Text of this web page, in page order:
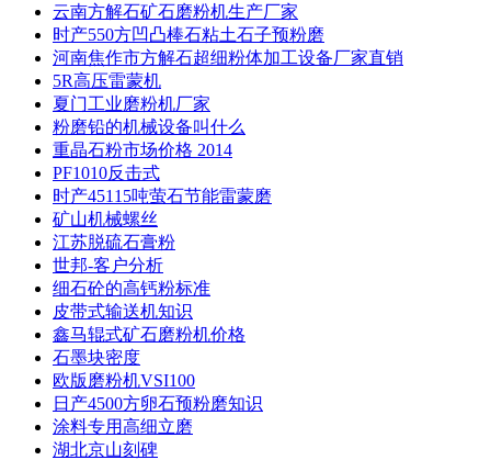
云南方解石矿石磨粉机生产厂家
时产550方凹凸棒石粘土石子预粉磨
河南焦作市方解石超细粉体加工设备厂家直销
5R高压雷蒙机
夏门工业磨粉机厂家
粉磨铅的机械设备叫什么
重晶石粉市场价格 2014
PF1010反击式
时产45115吨萤石节能雷蒙磨
矿山机械螺丝
江苏脱硫石膏粉
世邦-客户分析
细石砼的高钙粉标准
皮带式输送机知识
鑫马辊式矿石磨粉机价格
石墨块密度
欧版磨粉机VSI100
日产4500方卵石预粉磨知识
涂料专用高细立磨
湖北京山刻碑